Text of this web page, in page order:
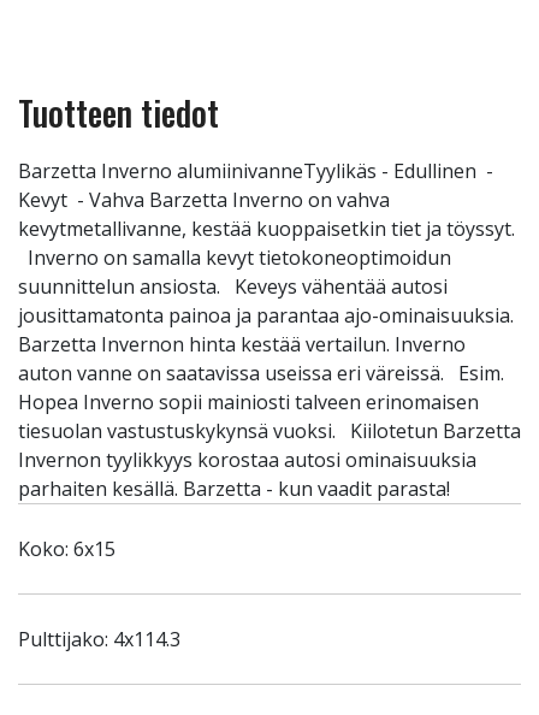
Tuotteen tiedot
Barzetta Inverno alumiinivanneTyylikäs - Edullinen -
Kevyt - Vahva Barzetta Inverno on vahva
kevytmetallivanne, kestää kuoppaisetkin tiet ja töyssyt.
Inverno on samalla kevyt tietokoneoptimoidun
suunnittelun ansiosta. Keveys vähentää autosi
jousittamatonta painoa ja parantaa ajo-ominaisuuksia.
Barzetta Invernon hinta kestää vertailun. Inverno
auton vanne on saatavissa useissa eri väreissä. Esim.
Hopea Inverno sopii mainiosti talveen erinomaisen
tiesuolan vastustuskykynsä vuoksi. Kiilotetun Barzetta
Invernon tyylikkyys korostaa autosi ominaisuuksia
parhaiten kesällä. Barzetta - kun vaadit parasta!
Koko: 6x15
Pulttijako: 4x114.3